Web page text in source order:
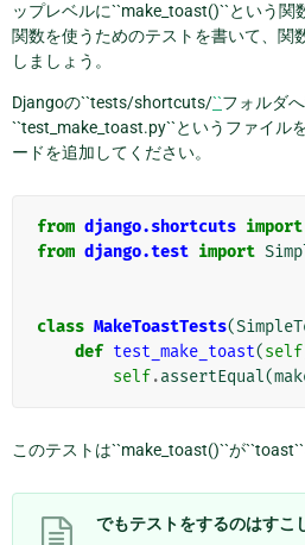
ップレベルに``make_toast()``という
関数を使うためのテストを書いて、関
しましょう。
Djangoの``tests/shortcuts/``フォルダ
``test_make_toast.py``というファイル
ードを追加してください。
from django.shortcuts import
from django.test import
class MakeToastTests(
def test_make_toast(self
self.assertEqual(
このテストは``make_toast()``が
でもテストをするのはすこ